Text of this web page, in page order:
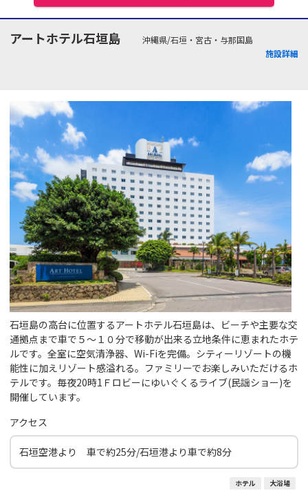
アートホテル石垣島
沖縄県/石垣・宮古・与那国島
施設詳細
石垣島の高台に位置するアートホテル石垣島は、ビーチや主要な交
通拠点まで車で５～１０分で移動が出来る立地条件に恵まれたホテ
ルです。全室に空気清浄器、Wi-Fiを完備。シティーリゾートの機
能性に加えリゾート感溢れる。ファミリーでお楽しみいただけるホ
テルです。毎夜20時1Ｆロビーにゆいぐくるライブ(民謡ショー)を
開催しています。
アクセス
石垣空港より 車で約25分/石垣港より車で約8分
ホテル 大浴場